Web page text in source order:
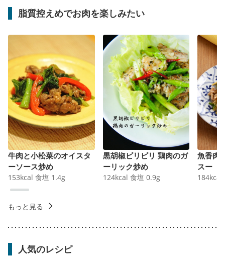
脂質控えめでお肉を楽しみたい
牛肉と小松菜のオイスタ
ーソース炒め
153kcal 食塩 1.4g
黒胡椒ビリビリ 鶏肉のガ
ーリック炒め
124kcal 食塩 0.9g
魚香肉
スー
184kcal
もっと見る
人気のレシピ